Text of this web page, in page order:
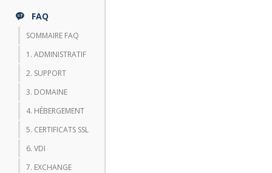
FAQ
SOMMAIRE FAQ
1. ADMINISTRATIF
2. SUPPORT
3. DOMAINE
4. HÉBERGEMENT
5. CERTIFICATS SSL
6. VDI
7. EXCHANGE